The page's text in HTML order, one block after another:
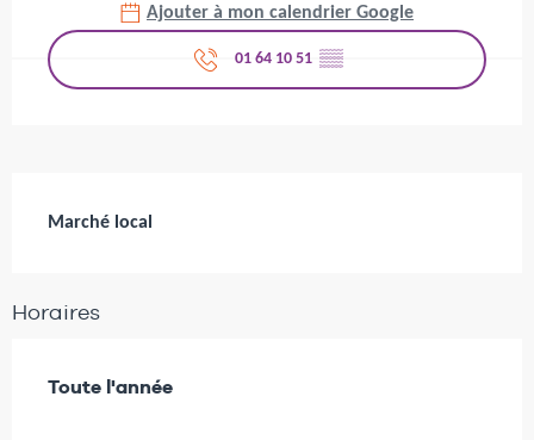
Ajouter à mon calendrier Google
01 64 10 51 ▒▒
Marché local
Horaires
Toute l'année
Toute l'année